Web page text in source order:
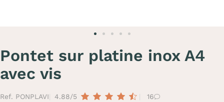
Pontet sur platine inox A4
avec vis
Ref. PONPLAVI 4.88/5 16